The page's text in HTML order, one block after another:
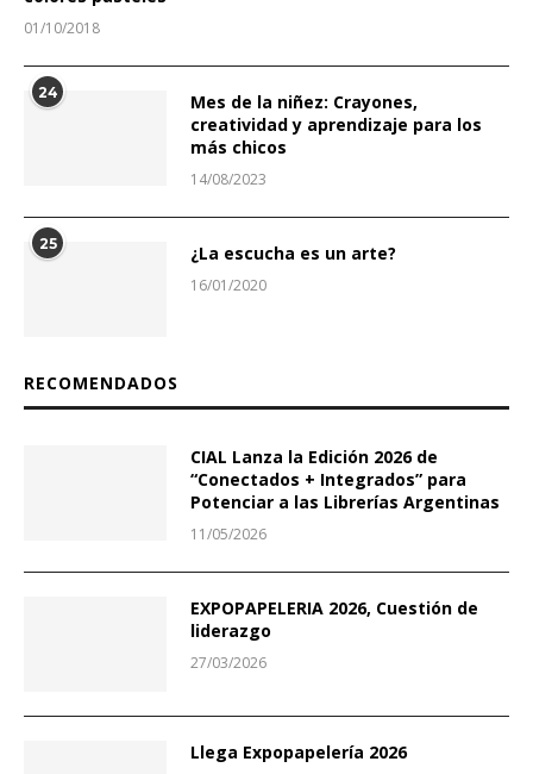
01/10/2018
24
Mes de la niñez: Crayones,
creatividad y aprendizaje para los
más chicos
14/08/2023
25 ¿La escucha es un arte?
16/01/2020
RECOMENDADOS
CIAL Lanza la Edición 2026 de
“Conectados + Integrados” para
Potenciar a las Librerías Argentinas
11/05/2026
EXPOPAPELERIA 2026, Cuestión de
liderazgo
27/03/2026
Llega Expopapelería 2026